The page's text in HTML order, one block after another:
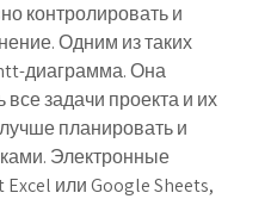
контролировать и
Одним из таких
диаграмма. Она
все задачи проекта и их
планировать и
Электронные
или Google Sheets,